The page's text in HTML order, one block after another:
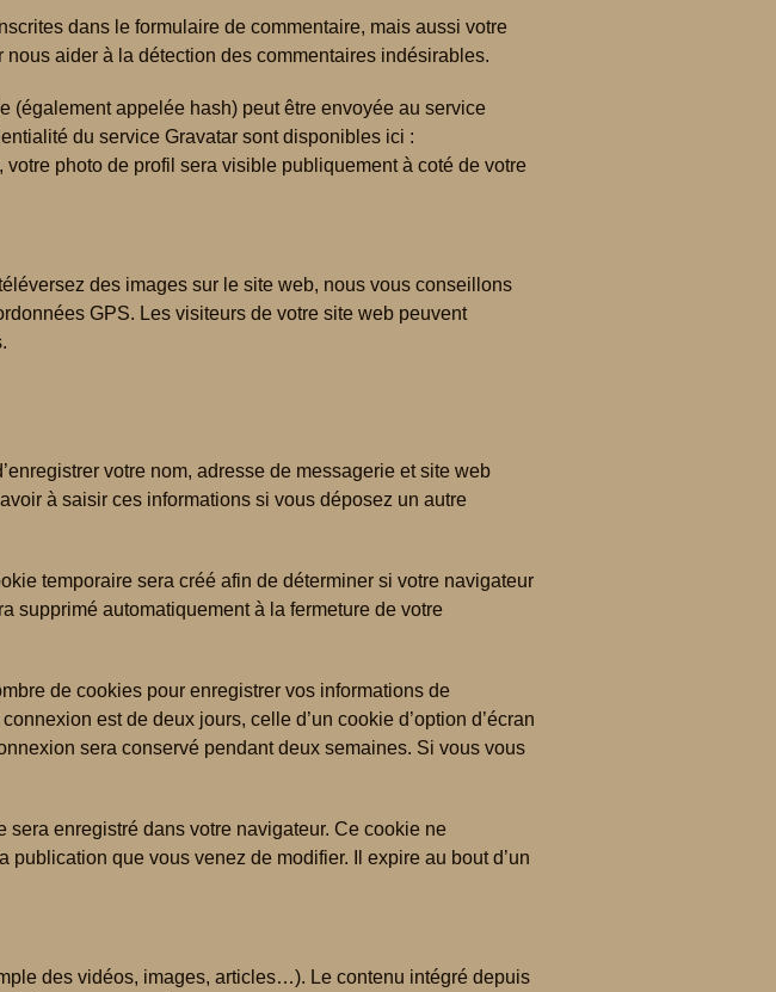
dans le formulaire de commentaire, mais aussi votre
aider à la détection des commentaires indésirables.
(également appelée hash) peut être envoyée au service
du service Gravatar sont disponibles ici :
photo de profil sera visible publiquement à coté de votre
des images sur le site web, nous vous conseillons
GPS. Les visiteurs de votre site web peuvent
votre nom, adresse de messagerie et site web
à saisir ces informations si vous déposez un autre
temporaire sera créé afin de déterminer si votre navigateur
supprimé automatiquement à la fermeture de votre
de cookies pour enregistrer vos informations de
est de deux jours, celle d’un cookie d’option d’écran
sera conservé pendant deux semaines. Si vous vous
enregistré dans votre navigateur. Ce cookie ne
que vous venez de modifier. Il expire au bout d’un
des vidéos, images, articles…). Le contenu intégré depuis